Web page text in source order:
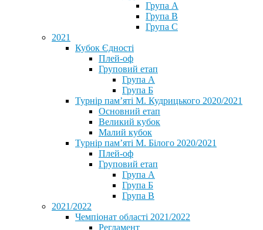
Група A
Група B
Група C
2021
Кубок Єдності
Плей-оф
Груповий етап
Група А
Група Б
Турнір пам’яті М. Кудрицького 2020/2021
Основний етап
Великий кубок
Малий кубок
Турнір пам’яті М. Білого 2020/2021
Плей-оф
Груповий етап
Група А
Група Б
Група В
2021/2022
Чемпіонат області 2021/2022
Регламент